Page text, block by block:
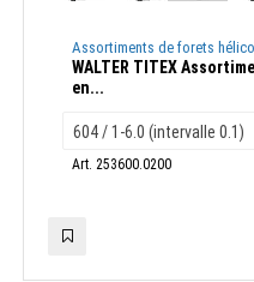
Assortiments de forets
WALTER TITEX
en...
Art. 253600.0200